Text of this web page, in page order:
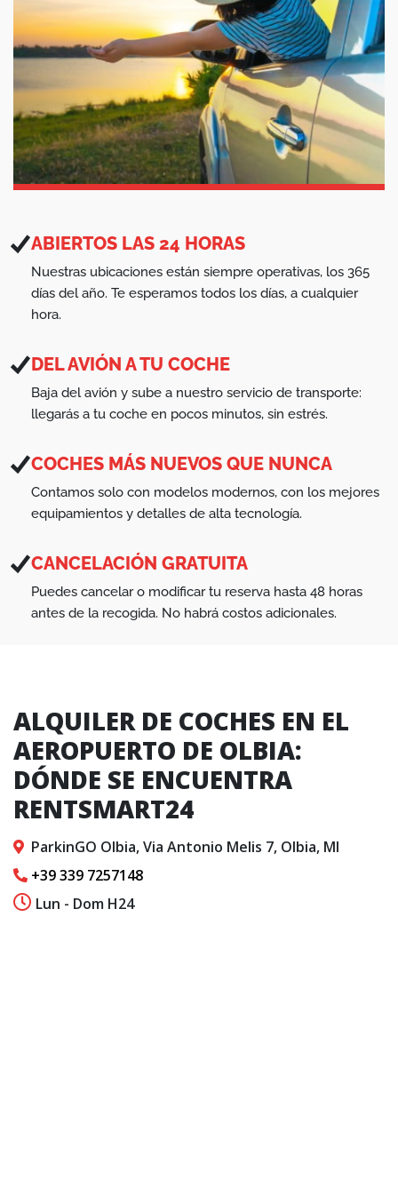
ABIERTOS LAS 24 HORAS
Nuestras ubicaciones están siempre operativas, los 365
días del año. Te esperamos todos los días, a cualquier
hora.
DEL AVIÓN A TU COCHE
Baja del avión y sube a nuestro servicio de transporte:
llegarás a tu coche en pocos minutos, sin estrés.
COCHES MÁS NUEVOS QUE NUNCA
Contamos solo con modelos modernos, con los mejores
equipamientos y detalles de alta tecnología.
CANCELACIÓN GRATUITA
Puedes cancelar o modificar tu reserva hasta 48 horas
antes de la recogida. No habrá costos adicionales.
ALQUILER DE COCHES EN EL
AEROPUERTO DE OLBIA:
DÓNDE SE ENCUENTRA
RENTSMART24
ParkinGO Olbia, Via Antonio Melis 7, Olbia, MI
+39 339 7257148
Lun - Dom H24